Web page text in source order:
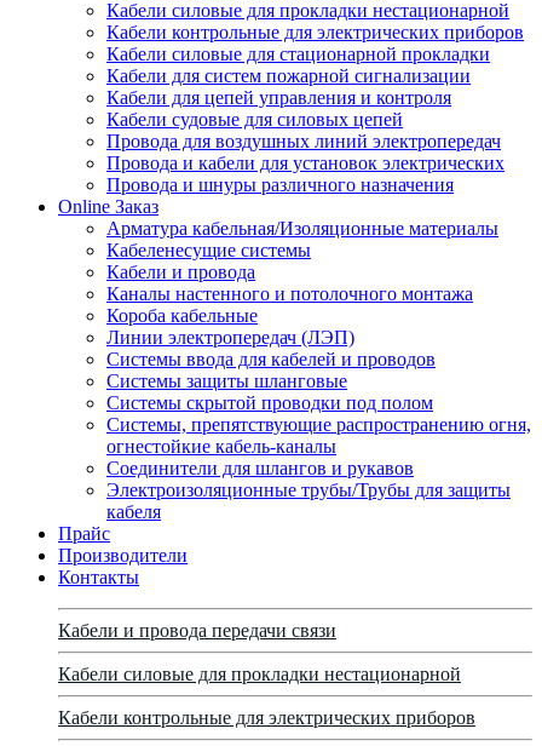
Кабели силовые для прокладки нестационарной
Кабели контрольные для электрических приборов
Кабели силовые для стационарной прокладки
Кабели для систем пожарной сигнализации
Кабели для цепей управления и контроля
Кабели судовые для силовых цепей
Провода для воздушных линий электропередач
Провода и кабели для установок электрических
Провода и шнуры различного назначения
Online Заказ
Арматура кабельная/Изоляционные материалы
Кабеленесущие системы
Кабели и провода
Каналы настенного и потолочного монтажа
Короба кабельные
Линии электропередач (ЛЭП)
Системы ввода для кабелей и проводов
Системы защиты шланговые
Системы скрытой проводки под полом
Системы, препятствующие распространению огня,
огнестойкие кабель-каналы
Соединители для шлангов и рукавов
Электроизоляционные трубы/Трубы для защиты
кабеля
Прайс
Производители
Контакты
Кабели и провода передачи связи
Кабели силовые для прокладки нестационарной
Кабели контрольные для электрических приборов